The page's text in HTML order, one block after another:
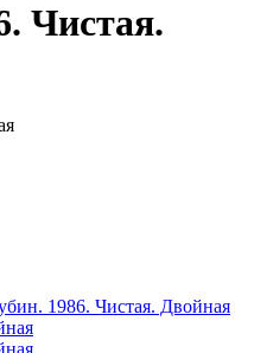
Чистая.